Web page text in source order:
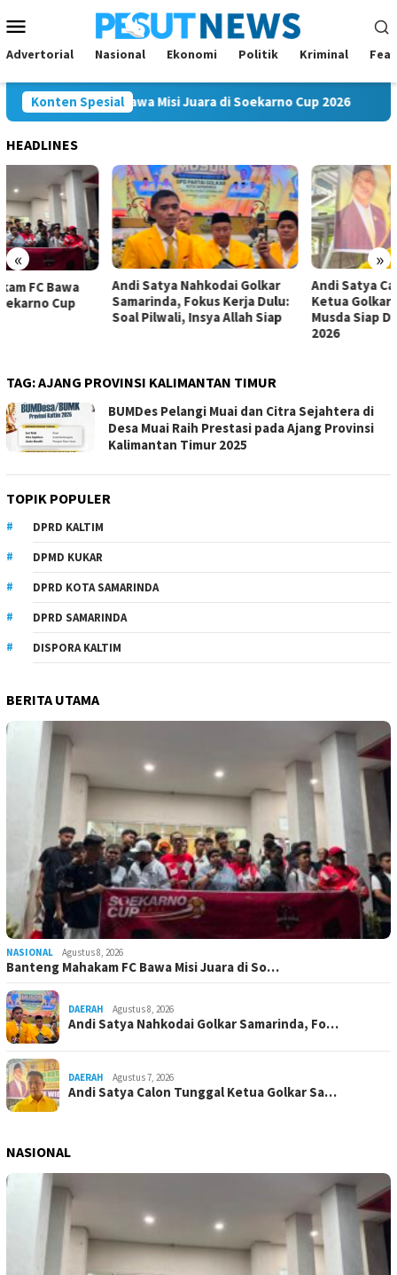
ke
kontenMobile
Advertorial Nasional Ekonomi Politik Kriminal
Konten Spesial
Mahakam FC Bawa Misi Juara di Soekarno Cup 2026
HEADLINES
« »
Andi Satya Nahkodai Golkar
Samarinda, Fokus Kerja Dulu:
Soal Pilwali, Insya Allah Siap
Andi Satya Calon Tunggal
Ketua Golkar Samarinda,
Musda Siap Digelar 8 Agustus
TAG:AJANG PROVINSI KALIMANTAN TIMUR
BUMDes Pelangi Muai dan Citra Sejahtera di
Desa Muai Raih Prestasi pada Ajang Provinsi
Kalimantan Timur 2025
TOPIK POPULER
DPRD KALTIM
DPMD KUKAR
DPRD KOTA SAMARINDA
DPRD SAMARINDA
DISPORA KALTIM
BERITA UTAMA
NASIONAL Agustus 8, 2026
Banteng Mahakam FC Bawa Misi Juara di So…
DAERAH Agustus 8, 2026
Andi Satya Nahkodai Golkar Samarinda, Fo…
DAERAH Agustus 7, 2026
Andi Satya Calon Tunggal Ketua Golkar Sa…
NASIONAL